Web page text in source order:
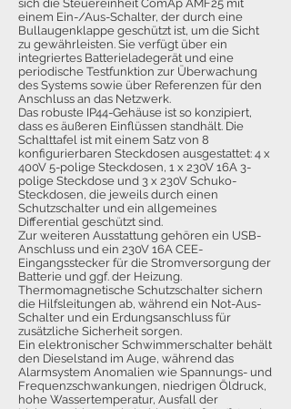
sich die Steuereinheit ComAp AMF25 mit
einem Ein-/Aus-Schalter, der durch eine
Bullaugenklappe geschützt ist, um die Sicht
zu gewährleisten. Sie verfügt über ein
integriertes Batterieladegerät und eine
periodische Testfunktion zur Überwachung
des Systems sowie über Referenzen für den
Anschluss an das Netzwerk.
Das robuste IP44-Gehäuse ist so konzipiert,
dass es äußeren Einflüssen standhält. Die
Schalttafel ist mit einem Satz von 8
konfigurierbaren Steckdosen ausgestattet: 4 x
400V 5-polige Steckdosen, 1 x 230V 16A 3-
polige Steckdose und 3 x 230V Schuko-
Steckdosen, die jeweils durch einen
Schutzschalter und ein allgemeines
Differential geschützt sind.
Zur weiteren Ausstattung gehören ein USB-
Anschluss und ein 230V 16A CEE-
Eingangsstecker für die Stromversorgung der
Batterie und ggf. der Heizung.
Thermomagnetische Schutzschalter sichern
die Hilfsleitungen ab, während ein Not-Aus-
Schalter und ein Erdungsanschluss für
zusätzliche Sicherheit sorgen.
Ein elektronischer Schwimmerschalter behält
den Dieselstand im Auge, während das
Alarmsystem Anomalien wie Spannungs- und
Frequenzschwankungen, niedrigen Öldruck,
hohe Wassertemperatur, Ausfall der